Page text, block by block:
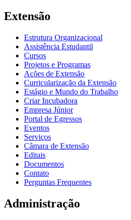
Extensão
Estrutura Organizacional
Assistência Estudantil
Cursos
Projetos e Programas
Ações de Extensão
Curricularização da Extensão
Estágio e Mundo do Trabalho
Criar Incubadora
Empresa Júnior
Portal de Egressos
Eventos
Serviços
Câmara de Extensão
Editais
Documentos
Contato
Perguntas Frequentes
Administração